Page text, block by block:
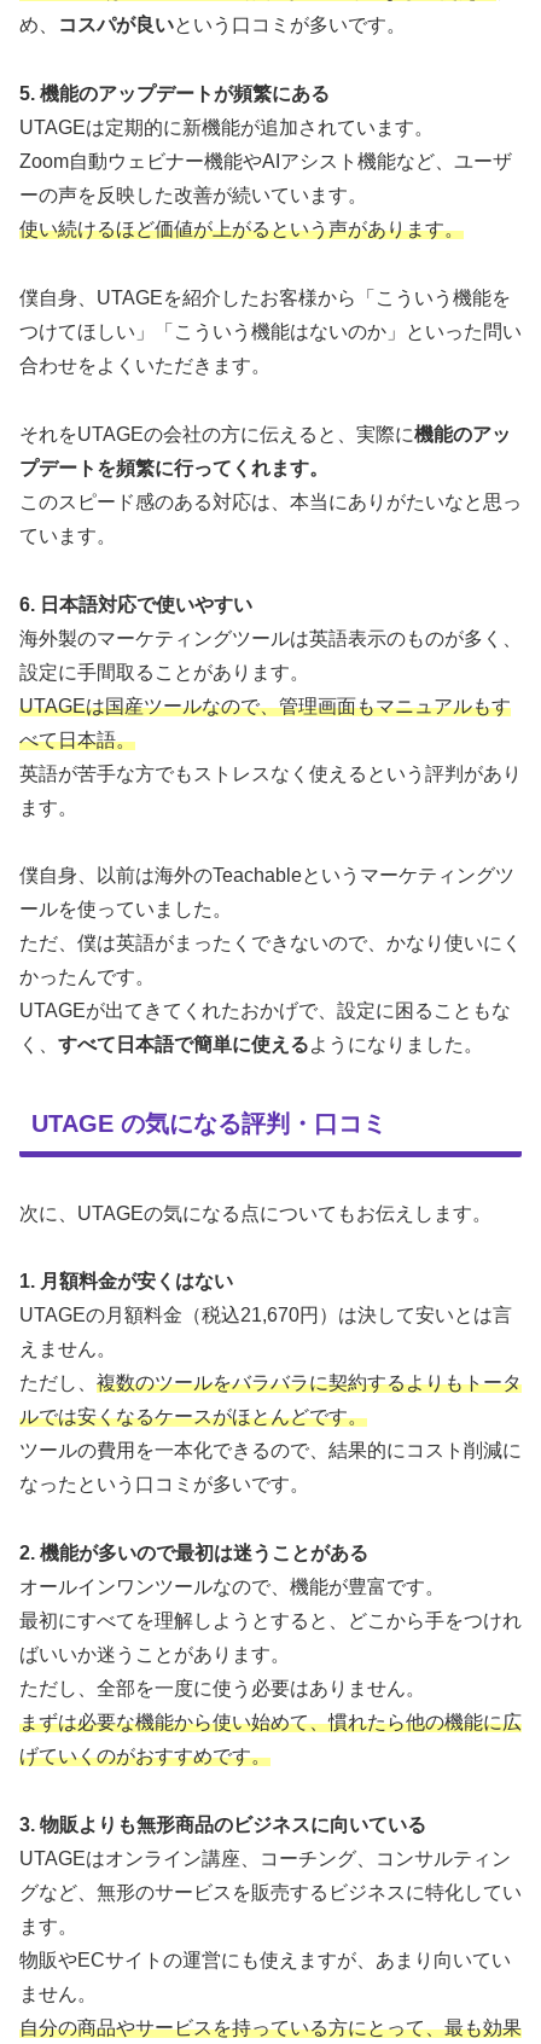
め、
コスパが良いという口コミが多いです。
5. 機能のアップデートが頻繁にある
UTAGEは定期的に新機能が追加されています。
Zoom自動ウェビナー機能やAIアシスト機能など、ユーザ
ーの声を反映した改善が続いています。
使い続けるほど価値が上がるという声があります。
僕自身、UTAGEを紹介したお客様から「こういう機能を
つけてほしい」「こういう機能はないのか」といった問い
合わせをよくいただきます。
それをUTAGEの会社の方に伝えると、実際に機能のアッ
プデートを頻繁に行ってくれます。
このスピード感のある対応は、本当にありがたいなと思っ
ています。
6. 日本語対応で使いやすい
海外製のマーケティングツールは英語表示のものが多く、
設定に手間取ることがあります。
UTAGEは国産ツールなので、管理画面もマニュアルもす
べて日本語。
英語が苦手な方でもストレスなく使えるという評判があり
ます。
僕自身、以前は海外のTeachableというマーケティングツ
ールを使っていました。
ただ、僕は英語がまったくできないので、かなり使いにく
かったんです。
UTAGEが出てきてくれたおかげで、設定に困ることもな
く、 すべて日本語で簡単に使えるようになりました。
UTAGE の気になる評判・口コミ
次に、UTAGEの気になる点についてもお伝えします。
1. 月額料金が安くはない
UTAGEの月額料金（税込21,670円）は決して安いとは言
えません。
ただし、 複数のツールをバラバラに契約するよりもトータ
ルでは安くなるケースがほとんどです。
ツールの費用を一本化できるので、結果的にコスト削減に
なったという口コミが多いです。
2. 機能が多いので最初は迷うことがある
オールインワンツールなので、機能が豊富です。
最初にすべてを理解しようとすると、どこから手をつけれ
ばいいか迷うことがあります。
ただし、全部を一度に使う必要はありません。
まずは必要な機能から使い始めて、慣れたら他の機能に広
げていくのがおすすめです。
3. 物販よりも無形商品のビジネスに向いている
UTAGEはオンライン講座、コーチング、コンサルティン
グなど、無形のサービスを販売するビジネスに特化してい
ます。
物販やECサイトの運営にも使えますが、あまり向いてい
ません。
自分の商品やサービスを持っている方にとって、最も効果